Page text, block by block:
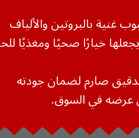
غنية بالبروتين والألياف
خيارًا صحيًا ومغذيًا
صارم لضمان جودته
عرضه في السوق.